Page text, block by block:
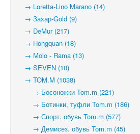
→ Loretta-Lino Marano (14)
→ Захар-Gold (9)
→ DeMur (217)
→ Hongquan (18)
→ Molo - Rama (13)
→ SEVEN (10)
→ TOM.M (1038)
→ Босоножки Tom.m (221)
→ Ботинки, туфли Tom.m (186)
→ Спорт. обувь Tom.m (577)
→ Демисез. обувь Tom.m (45)